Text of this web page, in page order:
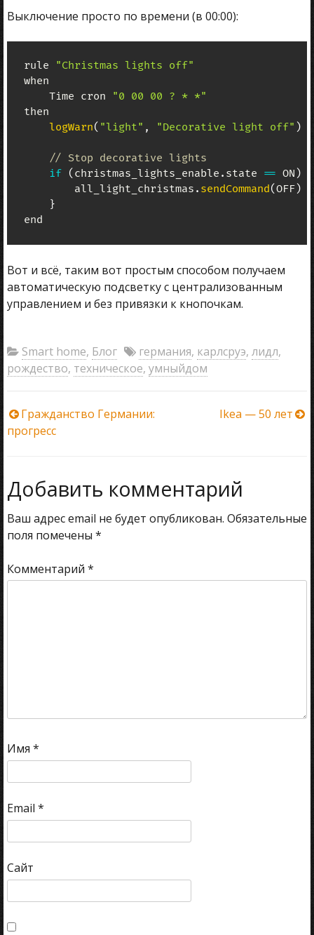
Выключение просто по времени (в 00:00):
rule
"Christmas lights off"
when
Time cron
"0 00 00 ? * *"
then
logWarn( "light" , "Decorative light off" )
// Stop decorative lights
if ( christmas_lights_enable . state == ON )
        all_light_christmas
. sendCommand(OFF)
}
end
Вот и всё, таким вот простым способом получаем
автоматическую подсветку с централизованным
управлением и без привязки к кнопочкам.
Smart home, Блог германия, карлсруэ, лидл,
рождество, техническое, умныйдом
Навигация
записям
Гражданство Германии:
прогресс
Ikea — 50 лет
Добавить комментарий
Ваш адрес email не будет опубликован. Обязательные
поля помечены *
Комментарий *
Имя *
Email *
Сайт